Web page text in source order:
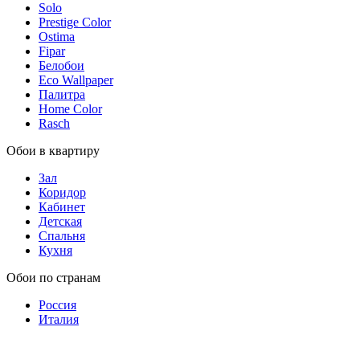
Solo
Prestige Color
Ostima
Fipar
Белобои
Eco Wallpaper
Палитра
Home Color
Rasch
Обои в квартиру
Зал
Коридор
Кабинет
Детская
Спальня
Кухня
Обои по странам
Россия
Италия